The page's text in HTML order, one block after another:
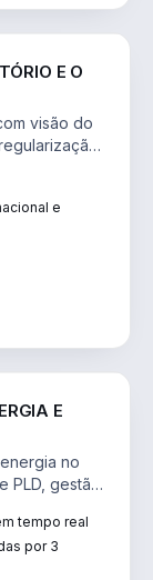
E O
visão do
e
E
no
PLD, gestão
tempo real
por 3